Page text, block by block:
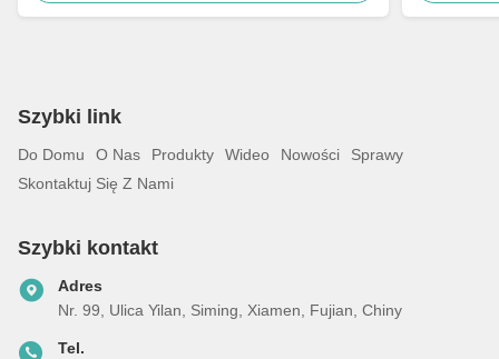
Szybki link
Do Domu O Nas Produkty Wideo Nowości
Sprawy
Skontaktuj Się Z Nami
Szybki kontakt
Adres
Nr. 99, Ulica Yilan, Siming, Xiamen, Fujian, Chiny
Tel.